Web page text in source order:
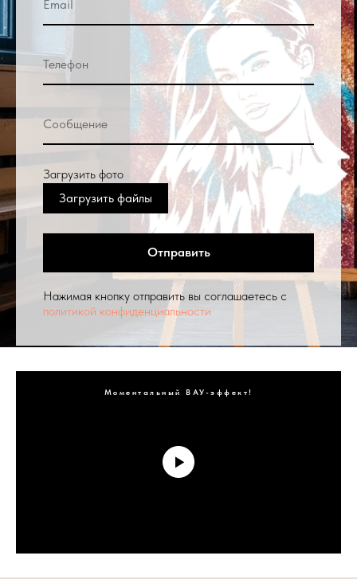
Загрузить фото
Загрузить файлы
Отправить
Нажимая кнопку отправить вы соглашаетесь с
политикой конфиденциальности
Моментальный ВАУ-эффект!